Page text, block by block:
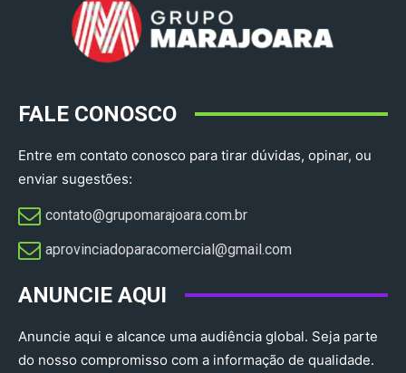
FALE CONOSCO
Entre em contato conosco para tirar dúvidas, opinar, ou
enviar sugestões:
contato@grupomarajoara.com.br
aprovinciadoparacomercial@gmail.com​
ANUNCIE AQUI
Anuncie aqui e alcance uma audiência global. Seja parte
do nosso compromisso com a informação de qualidade.